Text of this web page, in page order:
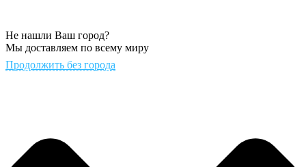
Не нашли Ваш город?
Мы доставляем по всему миру
Продолжить без города